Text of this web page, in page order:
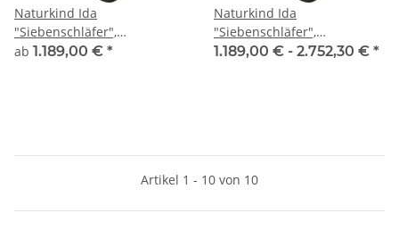
Naturkind Ida
"Siebenschläfer",
Sportwagen
ab 1.189,00 € *
Naturkind Ida
"Siebenschläfer",
Sportwagen, vegan
1.189,00 € - 2.752,30 € *
Artikel 1 - 10 von 10